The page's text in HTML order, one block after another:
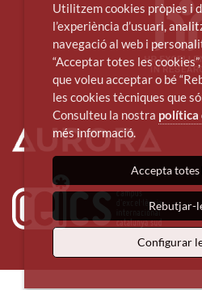
Utilitzem cookies pròpies i
l’experiència d’usuari,
navegació al web i
“Acceptar totes les
que voleu acceptar o bé
les cookies tècniques que
Consulteu la nostra política
més informació.
Accepta totes
Rebutjar-
Configurar